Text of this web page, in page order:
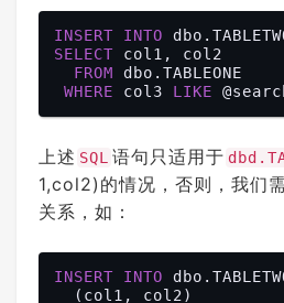
INSERT INTO
SELECT col1, col2
FROM dbo.TABLEONE
WHERE col3 LIKE
上述 SQL 语句只适用于
1,col2)的情况，否则，我们
关系，如：
INSERT INTO